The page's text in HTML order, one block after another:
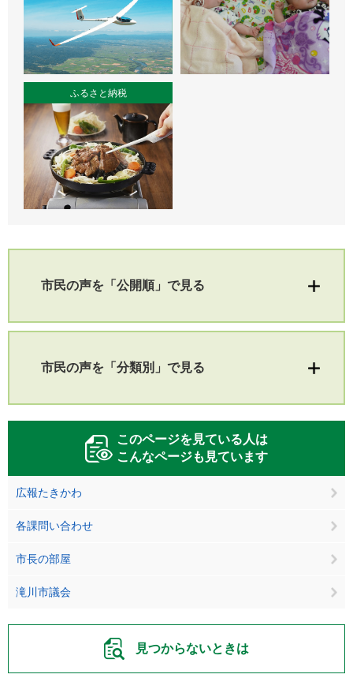
ふるさと納税
市民の声を「公開順」で見る
市民の声を「分類別」で見る
このページを見ている人は
こんなページも見ています
広報たきかわ
各課問い合わせ
市長の部屋
滝川市議会
見つからないときは